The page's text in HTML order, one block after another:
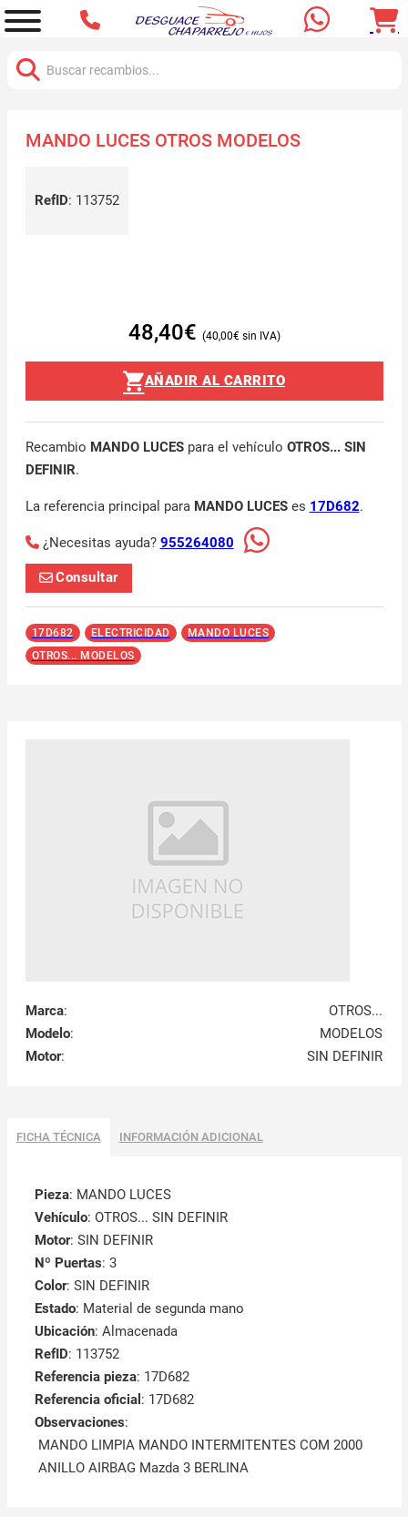
MANDO LUCES OTROS MODELOS
RefID: 113752
48,40€ 40,00€
AÑADIR AL CARRITO
Recambio MANDO LUCESpara el vehículo OTROS... SIN
DEFINIR.
La referencia principal para MANDO LUCESes 17D682.
¿Necesitas ayuda? 955264080
Consultar
17D682 ELECTRICIDAD
MANDO LUCES
OTROS... MODELOS
Marca:
OTROS...
Modelo:
MODELOS
Motor: SIN DEFINIR
FICHA TÉCNICA INFORMACIÓN ADICIONAL
Pieza: MANDO LUCES
Vehículo: OTROS... SIN DEFINIR
Motor: SIN DEFINIR
Nº Puertas: 3
Color: SIN DEFINIR
Estado: Material de segunda mano
Ubicación: Almacenada
RefID: 113752
Referencia pieza: 17D682
Referencia oficial : 17D682
Observaciones:
MANDO LIMPIA MANDO INTERMITENTES COM 2000
ANILLO AIRBAG Mazda 3 BERLINA